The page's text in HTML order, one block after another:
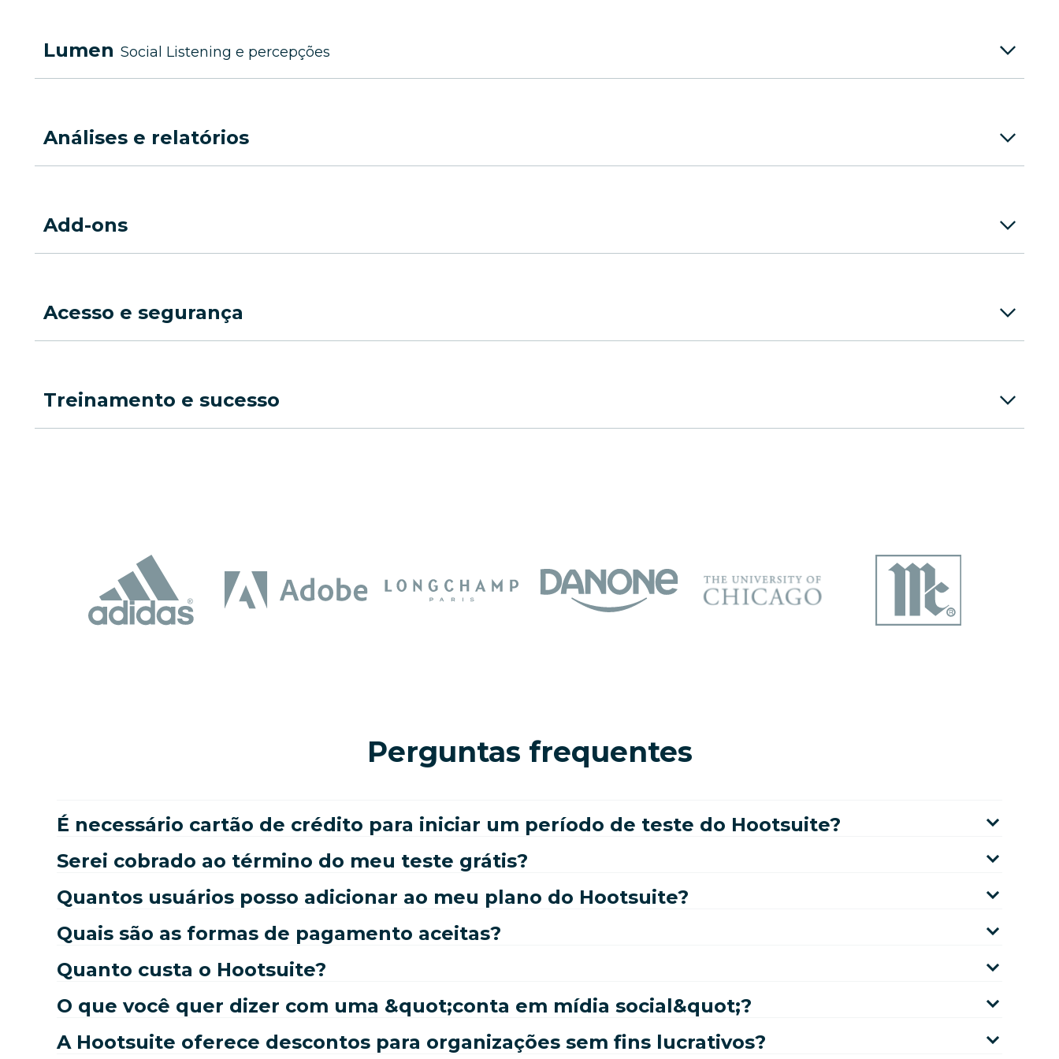
Lumen Social Listening e percepções
Análises e relatórios
Add-ons
Acesso e segurança
Treinamento e sucesso
Perguntas frequentes
É necessário cartão de crédito para iniciar um período de teste do Hootsuite?
Serei cobrado ao término do meu teste grátis?
Quantos usuários posso adicionar ao meu plano do Hootsuite?
Quais são as formas de pagamento aceitas?
Quanto custa o Hootsuite?
O que você quer dizer com uma &quot;conta em mídia social&quot;?
A Hootsuite oferece descontos para organizações sem fins lucrativos?